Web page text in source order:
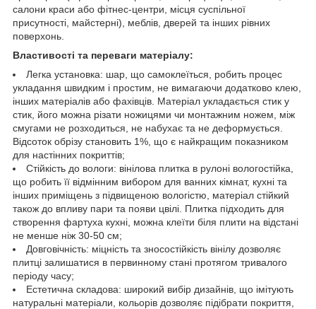
салони краси або фітнес-центри, місця суспільної
присутності, майстерні), меблів, дверей та інших рівних
поверхонь.
Властивості та переваги матеріалу:
Легка установка: шар, що самоклеїться, робить процес
укладання швидким і простим, не вимагаючи додатково клею,
інших матеріалів або фахівців. Матеріал укладається стик у
стик, його можна різати ножицями чи монтажним ножем, між
смугами не розходиться, не набухає та не деформується.
Відсоток обрізу становить 1%, що є найкращим показником
для настінних покриттів;
Стійкість до вологи: вінілова плитка в рулоні вологостійка,
що робить її відмінним вибором для ванних кімнат, кухні та
інших приміщень з підвищеною вологістю, матеріал стійкий
також до впливу пари та появи цвілі. Плитка підходить для
створення фартуха кухні, можна клеїти біля плити на відстані
не менше ніж 30-50 см;
Довговічність: міцність та зносостійкість вінілу дозволяє
плитці залишатися в первинному стані протягом тривалого
періоду часу;
Естетична складова: широкий вибір дизайнів, що імітують
натуральні матеріали, кольорів дозволяє підібрати покриття,